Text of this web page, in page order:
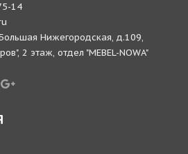
14
Нижегородская, д.109,
2 этаж, отдел "MEBEL-NOWA"